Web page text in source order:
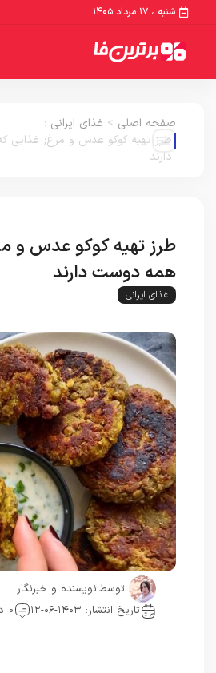
شنبه ، ۱۷ مرداد ۱۴۰۵
صفحه اصلی > غذای ایرانی
طرز تهیه کوکو عدس و مرغ; غذایی که
طرز تهیه کوکو عدس و مرغ;
همه دوست دارند
غذای ایرانی
توسط: نویسنده و خبرنگار
تاریخ انتشار: ۱۴۰۳-۰۶-۱۲
0 دیدگاه